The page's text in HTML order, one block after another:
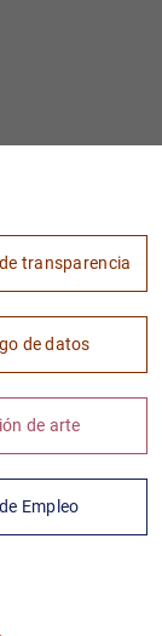
2
transparencia
de datos
de arte
Empleo